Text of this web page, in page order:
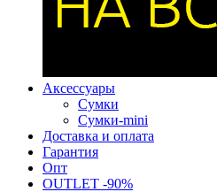
Аксессуары
Сумки
Сумки-mini
Доставка и оплата
Гарантия
Опт
OUTLET -90%